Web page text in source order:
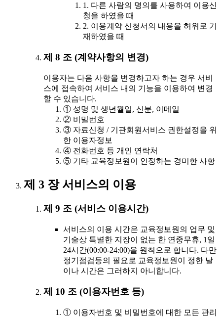
1. 다른 사람의 명의를 사용하여 이용신
청을 하였을 때
2. 이용계약 신청서의 내용을 허위로 기
재하였을 때
제 8 조 (계약사항의 변경)
이용자는 다음 사항을 변경하고자 하는 경우 서비
스에 접속하여 서비스 내의 기능을 이용하여 변경
할 수 있습니다.
① 성명 및 생년월일, 신분, 이메일
② 비밀번호
③ 자료신청 / 기관회원서비스 권한설정을 위
한 이용자정보
④ 전화번호 등 개인 연락처
⑤ 기타 교육정보원이 인정하는 경미한 사항
제 3 장 서비스의 이용
제 9 조 (서비스 이용시간)
서비스의 이용 시간은 교육정보원의 업무 및
기술상 특별한 지장이 없는 한 연중무휴, 1일
24시간(00:00-24:00)을 원칙으로 합니다. 다만
정기점검등의 필요로 교육정보원이 정한 날
이나 시간은 그러하지 아니합니다.
제 10 조 (이용자번호 등)
① 이용자번호 및 비밀번호에 대한 모든 관리